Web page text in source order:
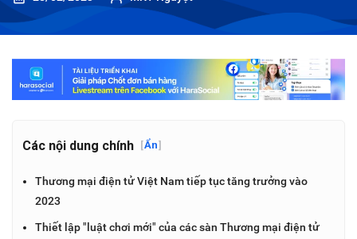
Các nội dung chính [Ẩn]
Thương mại điện tử Việt Nam tiếp tục tăng trưởng vào
2023
Thiết lập "luật chơi mới" của các sàn Thương mại điện tử